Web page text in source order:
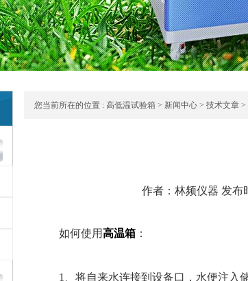
您当前所在的位置 : 高低温试验箱 > 新闻中心 > 技术文章 >
作者：林频仪器 发布
如何使用高温箱：
1、将自来水连接到设备口，水便注入储